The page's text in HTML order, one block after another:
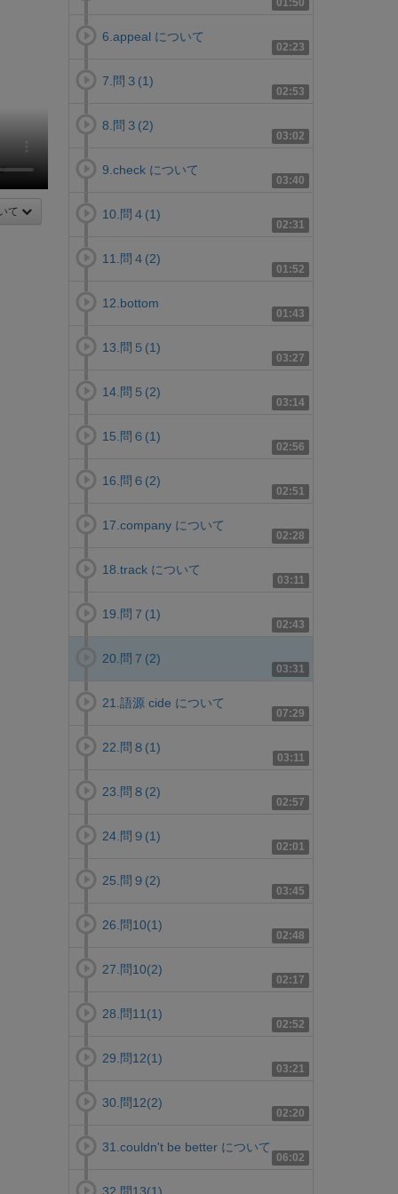
て
01:50
02:23
6.appeal について
02:53
7.問３(1)
03:02
8.問３(2)
03:40
9.check について
02:31
10.問４(1)
01:52
11.問４(2)
01:43
12.bottom
03:27
13.問５(1)
03:14
14.問５(2)
02:56
15.問６(1)
02:51
16.問６(2)
02:28
17.company について
03:11
18.track について
02:43
19.問７(1)
03:31
20.問７(2)
07:29
21.語源 cide について
03:11
22.問８(1)
02:57
23.問８(2)
02:01
24.問９(1)
03:45
25.問９(2)
02:48
26.問10(1)
02:17
27.問10(2)
02:52
28.問11(1)
03:21
29.問12(1)
02:20
30.問12(2)
06:02
31.couldn't be better について